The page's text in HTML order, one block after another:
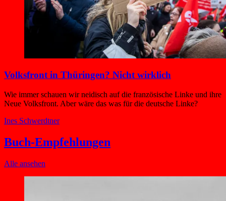
Volksfront in Thüringen? Nicht wirklich
Wie immer schauen wir neidisch auf die französische Linke und ihre
Neue Volksfront. Aber wäre das was für die deutsche Linke?
Ines Schwerdtner
Buch-Empfehlungen
Alle ansehen